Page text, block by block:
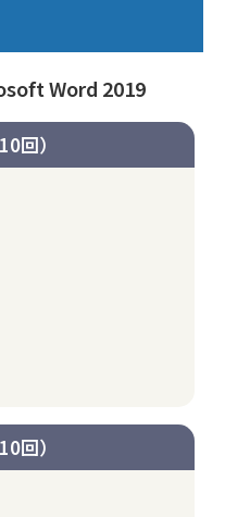
Word 2019
回）
回）